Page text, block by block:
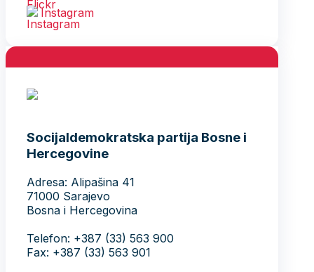
Instagram
Socijaldemokratska partija Bosne i
Hercegovine
Adresa: Alipašina 41
71000 Sarajevo
Bosna i Hercegovina
Telefon: +387 (33) 563 900
Fax: +387 (33) 563 901